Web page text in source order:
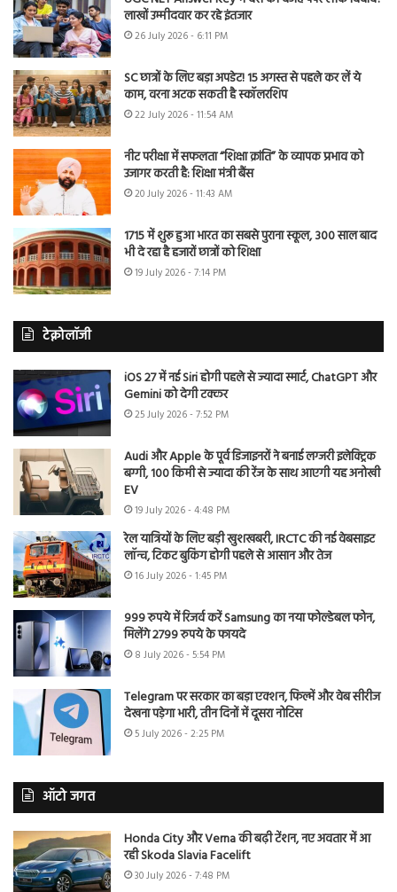
लाखों उम्मीदवार कर रहे इंतजार
26 July 2026 - 6:11 PM
SC छात्रों के लिए बड़ा अपडेट! 15 अगस्त से पहले कर लें ये
काम, वरना अटक सकती है स्कॉलरशिप
22 July 2026 - 11:54 AM
नीट परीक्षा में सफलता “शिक्षा क्रांति” के व्यापक प्रभाव को
उजागर करती है: शिक्षा मंत्री बैंस
20 July 2026 - 11:43 AM
1715 में शुरू हुआ भारत का सबसे पुराना स्कूल, 300 साल बाद
भी दे रहा है हजारों छात्रों को शिक्षा
19 July 2026 - 7:14 PM
टेक्नोलॉजी
iOS 27 में नई Siri होगी पहले से ज्यादा स्मार्ट, ChatGPT और
Gemini को देगी टक्कर
25 July 2026 - 7:52 PM
Audi और Apple के पूर्व डिजाइनरों ने बनाई लग्जरी इलेक्ट्रिक
बग्गी, 100 किमी से ज्यादा की रेंज के साथ आएगी यह अनोखी
EV
19 July 2026 - 4:48 PM
रेल यात्रियों के लिए बड़ी खुशखबरी, IRCTC की नई वेबसाइट
लॉन्च, टिकट बुकिंग होगी पहले से आसान और तेज
16 July 2026 - 1:45 PM
999 रुपये में रिजर्व करें Samsung का नया फोल्डेबल फोन,
मिलेंगे 2799 रुपये के फायदे
8 July 2026 - 5:54 PM
Telegram पर सरकार का बड़ा एक्शन, फिल्में और वेब सीरीज
देखना पड़ेगा भारी, तीन दिनों में दूसरा नोटिस
5 July 2026 - 2:25 PM
ऑटो जगत
Honda City और Verna की बढ़ी टेंशन, नए अवतार में आ
रही Skoda Slavia Facelift
30 July 2026 - 7:48 PM